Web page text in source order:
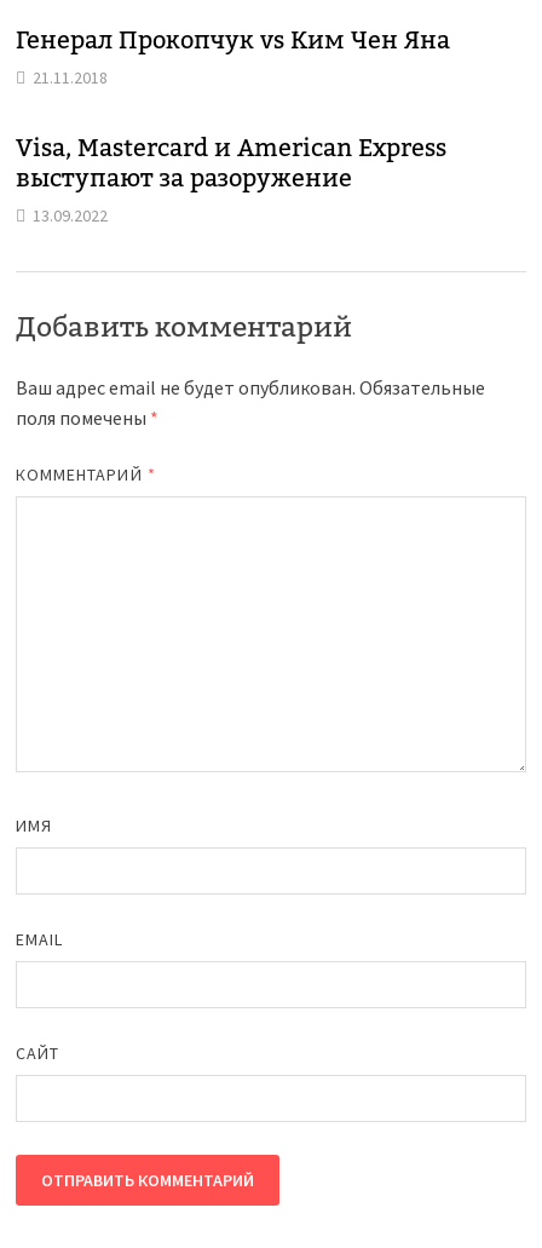
Генерал Прокопчук vs Ким Чен Яна
21.11.2018
Visa, Mastercard и American Express
выступают за разоружение
13.09.2022
Добавить комментарий
Ваш адрес email не будет опубликован. Обязательные
поля помечены *
КОММЕНТАРИЙ *
ИМЯ
EMAIL
САЙТ